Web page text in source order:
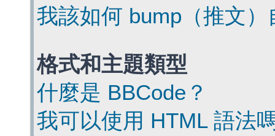
我該如何 bump（推文
格式和主題類型
什麼是 BBCode？
我可以使用 HTML 語法